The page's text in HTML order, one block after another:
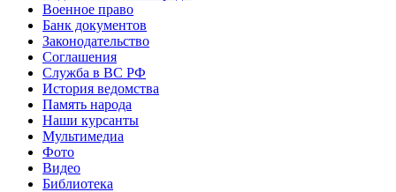
Военное право
Банк документов
Законодательство
Соглашения
Служба в ВС РФ
История ведомства
Память народа
Наши курсанты
Мультимедиа
Фото
Видео
Библиотека